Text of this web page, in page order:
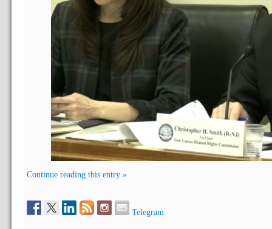
Continue reading this entry »
Telegram